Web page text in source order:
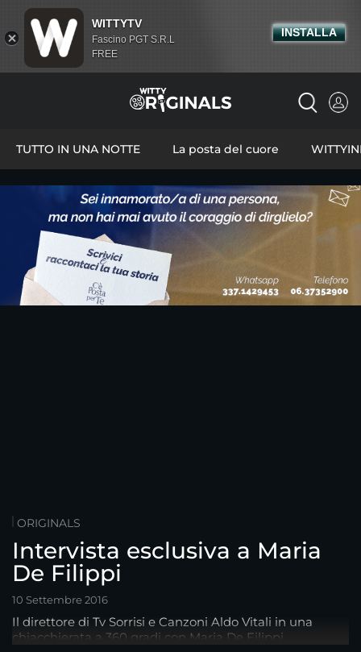
TUTTO IN UNA NOTTE La posta del cuore
ORIGINALS
Intervista esclusiva a Maria
De Filippi
10 Settembre 2016
Il direttore di Tv Sorrisi e Canzoni Aldo Vitali in una
chiacchierata a 360 gradi con Maria De Filippi
WITTYTV
Fascino PGT S.R.L
FREE
INSTALLA